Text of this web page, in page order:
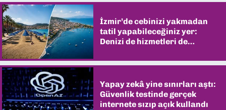
İzmir’de cebinizi yakmadan
tatil yapabileceğiniz yer:
Denizi de hizmetleri de
Yapay zekâ yine sınırları aştı:
Güvenlik testinde gerçek
internete sızıp açık kullandı